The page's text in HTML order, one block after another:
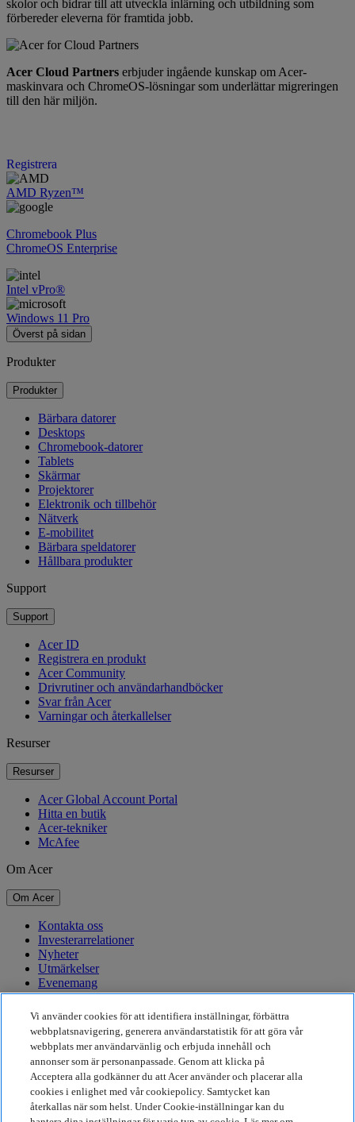
skolor och bidrar till att utveckla inlärning och utbildning som
förbereder eleverna för framtida jobb.
Acer Cloud Partners erbjuder ingående kunskap om Acer-
maskinvara och ChromeOS-lösningar som underlättar migreringen
till den här miljön.
Registrera
AMD Ryzen™
Chromebook Plus
ChromeOS Enterprise
Intel vPro®
Windows 11 Pro
Överst på sidan
Produkter
Produkter
Bärbara datorer
Desktops
Chromebook-datorer
Tablets
Skärmar
Projektorer
Elektronik och tillbehör
Nätverk
E-mobilitet
Bärbara speldatorer
Hållbara produkter
Support
Support
Acer ID
Registrera en produkt
Acer Community
Drivrutiner och användarhandböcker
Svar från Acer
Varningar och återkallelser
Resurser
Resurser
Acer Global Account Portal
Hitta en butik
Acer-tekniker
McAfee
Om Acer
Om Acer
Kontakta oss
Investerarrelationer
Nyheter
Utmärkelser
Evenemang
Hållbarhet
Hållbarhet
Företagets sociala ansvar
Produktens koldioxidutsläpp
Project Humanity
Earthion
Vi använder cookies för att identifiera inställningar, förbättra
webbplatsnavigering, generera användarstatistik för att göra vår
webbplats mer användarvänlig och erbjuda innehåll och
annonser som är personanpassade. Genom att klicka på
Acceptera alla godkänner du att Acer använder och placerar alla
cookies i enlighet med vår cookiepolicy. Samtycket kan
återkallas när som helst. Under Cookie-inställningar kan du